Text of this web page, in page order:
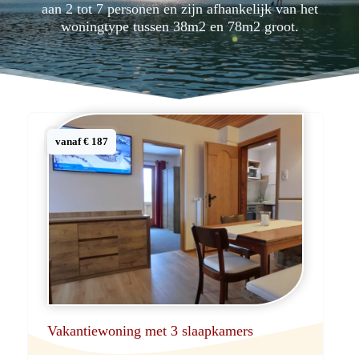
aan 2 tot 7 personen en zijn afhankelijk van het
woningtype tussen 38m2 en 78m2 groot.
vanaf € 187
Vakantiewoning met 3 slaapkamers